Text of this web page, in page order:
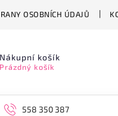
OSOBNÍCH ÚDAJŮ
Nákupní košík
Prázdný košík
558 350 387